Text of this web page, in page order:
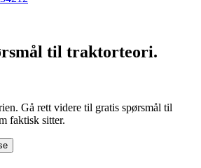
til traktorteori.
Gå rett videre til gratis spørsmål til
faktisk sitter.